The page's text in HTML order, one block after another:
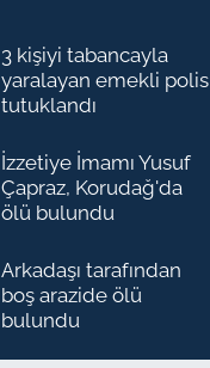
3 kişiyi tabancayla
yaralayan emekli polis
tutuklandı
İzzetiye İmamı Yusuf
Çapraz, Korudağ'da
ölü bulundu
Arkadaşı tarafından
boş arazide ölü
bulundu